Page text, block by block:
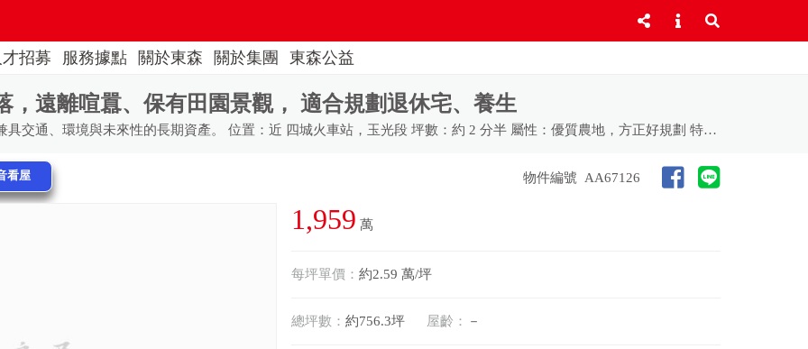
招募 服務據點 關於東森 關於集團 東森公益
，遠離喧囂、保有田園景觀， 適合規劃退休宅、養生
這不只是一塊農地，而是礁溪門戶、四城生活圈中，兼具交通、環境與未來性的長期資產。 位置：近 四城火車站，玉光段 坪數：約 2 分半 屬性：優質農地，方正好規劃 特色：近市區、近車站、生活與田園兼得 環境介紹 位於 礁溪 與四城交界的玉光地區，周邊以低密度住宅與農田為主，環境清幽、視野遼闊。 遠離市區喧囂，卻不離生活機能，是宜蘭少見**「田園＋交通便利」**兼具的農地條件。 空氣清新、無工業污染 地勢平坦、排水良好 適合退休規劃、休閒農作、長期持有 交通動線 四城火車站：車程約 2–3 分鐘，通勤宜蘭市、羅東方便 台 9 線 / 國道五號：快速銜接北宜，往返台北便利 礁溪市區：約 5–8 分鐘，溫泉、商圈、餐飲齊備 無論自住、假日休閒或長期持有，交通條件極具優勢 未來發展性分析 交通帶動價值 四城車站屬於「礁溪外溢生活圈」，隨著礁溪房價高漲，需求逐步往外擴散，農地保值性強。 稀有小面積農地 分半屬於好入手、好規劃、好轉手的尺寸，市場接受度高，未來流通性佳。 長期資產配置 農地具備： 持有稅負相對低 抗通膨實體資產 適合家族長期傳承與配置 不是短線炒作，而是穩健型資產選擇 適合族群 想提早布局宜蘭農地的置產族 規劃退休田園生活的準退休族 重視資產保值、節稅與傳承的家庭 喜歡「離塵不離城」的生活型買方
看屋 物件編號 AA67126
1,959 萬
每坪單價： 約2.59 萬/坪
總坪數： 約756.3坪 屋齡： －